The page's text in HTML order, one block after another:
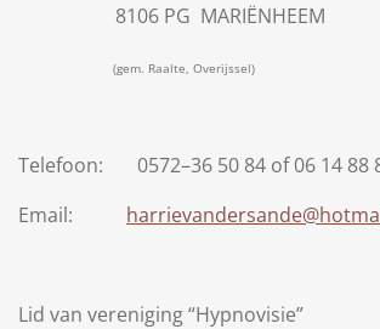
8106 PG MARIËNHEEM
(gem. Raalte, Overijssel)
Telefoon: 0572–36 50 84 of 06 14 88
Email:
Lid van vereniging “Hypnovisie”